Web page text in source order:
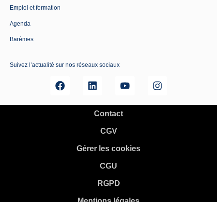
Emploi et formation
Agenda
Barèmes
Suivez l’actualité sur nos réseaux sociaux
Contact
CGV
Gérer les cookies
CGU
RGPD